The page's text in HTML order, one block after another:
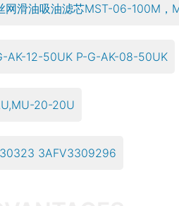
网滑油吸油滤芯MST-06-100M，
AK-12-50UK P-G-AK-08-50UK
20-20U
3AFV3309296